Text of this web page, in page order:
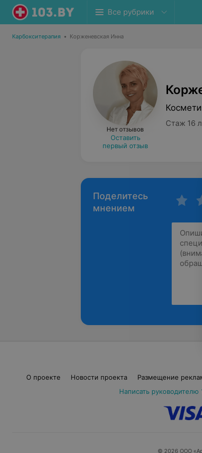
Все рубрики
Карбокситерапия • Корженевская Инна
Нет отзывов
Оставить
первый отзыв
Стаж 16
Поделитесь
мнением
О проекте Новости проекта Размещение
Написать руководителю
© 2026 ООО